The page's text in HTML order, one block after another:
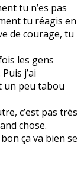
tu n’es pas
tu réagis en
de courage, tu
les gens
j’ai
un peu tabou
c’est pas très
chose.
ça va bien se